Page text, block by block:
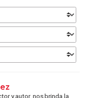
y autor, nos brinda la